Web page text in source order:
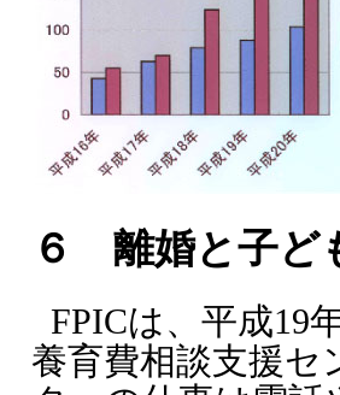
６ 離婚と子ど
FPICは、平成19
養育費相談支援セ